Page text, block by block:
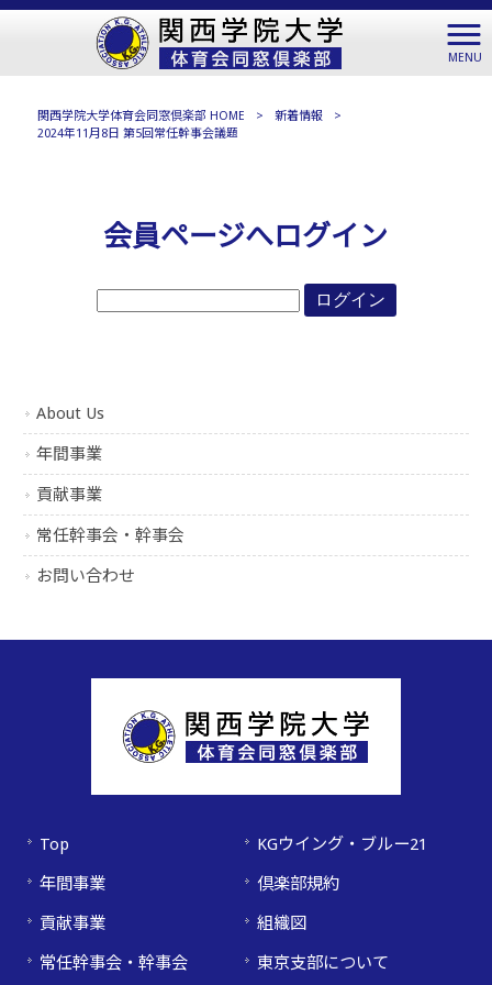
MENU
関西学院大学体育会同窓倶楽部 HOME > 新着情報
>
2024年11月8日 第5回常任幹事会議題
会員ページへログイン
About Us
年間事業
貢献事業
常任幹事会・幹事会
お問い合わせ
Top
年間事業
貢献事業
常任幹事会・幹事会
KGウイング・ブルー21
倶楽部規約
組織図
東京支部について